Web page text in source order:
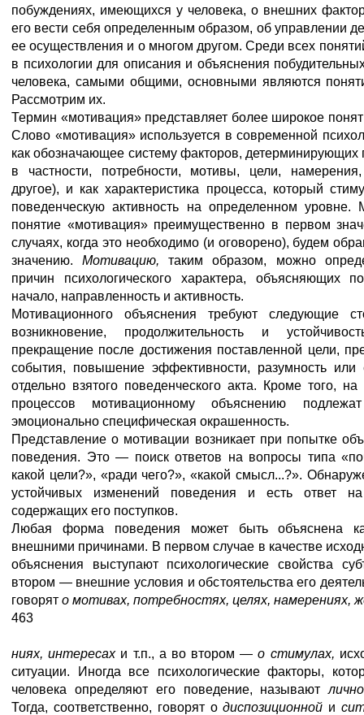
побуждениях, имеющихся у человека, о внешних
его вести себя определенным образом, об управлении
ее осуществления и о многом другом. Среди всех
в психологии для описания и объяснения
человека, самыми общими, основными являются
Рассмотрим их.
Термин «мотивация» представляет более широкое
Слово «мотивация» используется в современной
как обозначающее систему факторов, детерминирующих
в частности, потребности, мотивы, цели,
другое), и как характеристика процесса, который
поведенческую активность на определенном уровне.
понятие «мотивация» преимущественно в первом
случаях, когда это необходимо (и оговорено), будем
значению.Мотивацию,таким образом, можно
причин психологического характера, объясняющих
начало, направленность и активность.
Мотивационного объяснения требуют следующие
возникновение, продолжительность и
прекращение после достижения поставленной цели,
события, повышение эффективности, разумность или
отдельно взятого поведенческого акта. Кроме того,
процессов мотивационному объяснению
эмоционально специфическая окрашенность.
Представление о мотивации возникает при попытке
поведения. Это — поиск ответов на вопросы типа
какой цели?», «ради чего?», «какой смысл...?».
устойчивых изменений поведения и есть ответ
содержащих его поступков.
Любая форма поведения может быть объяснена
внешними причинами. В первом случае в качестве
объяснения выступают психологические свойства
втором — внешние условия и обстоятельства его
говорят о мотивах, потребностях, целях, намерениях,
463
ниях, интересах и т.п., а во втором —о стимулах,
ситуации. Иногда все психологические факторы,
человека определяют его поведение, называют
Тогда, соответственно, говорят одиспозиционной и